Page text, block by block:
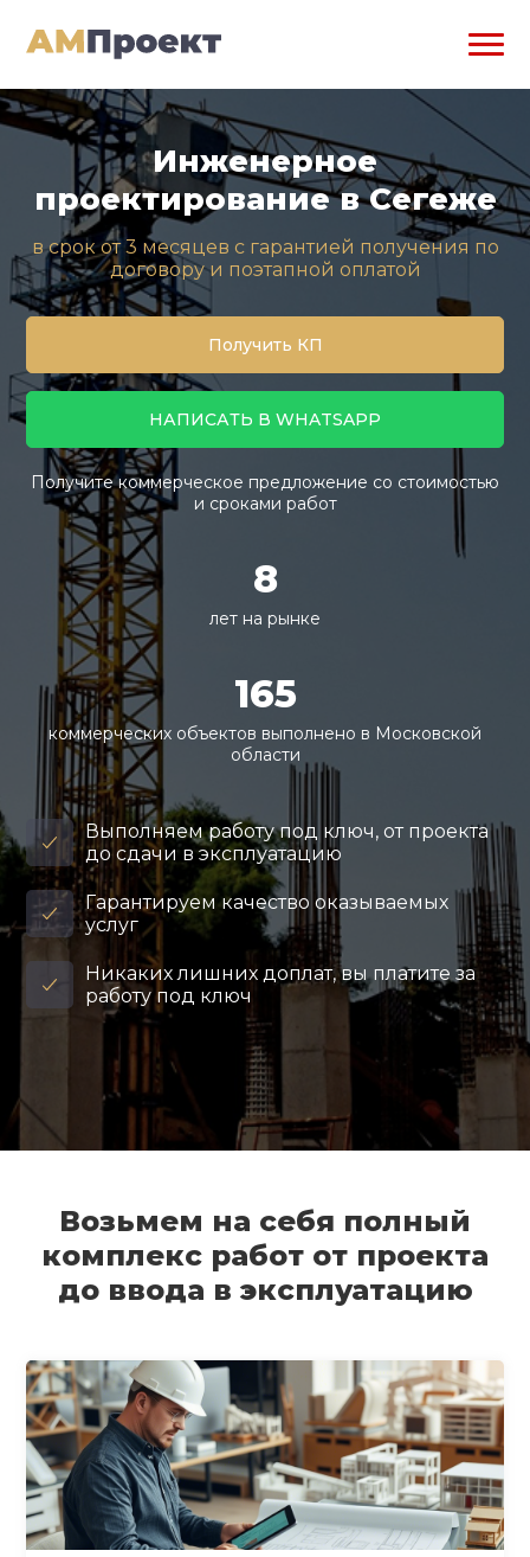
Инженерное
проектирование в Сегеже
в срок от 3 месяцев с гарантией получения по
договору и поэтапной оплатой
Получить КП
НАПИСАТЬ В WHATSAPP
Получите коммерческое предложение со стоимостью
и сроками работ
8
лет на рынке
165
коммерческих объектов выполнено в Московской
области
Выполняем работу под ключ, от проекта
до сдачи в эксплуатацию
Гарантируем качество оказываемых
услуг
Никаких лишних доплат, вы платите за
работу под ключ
Возьмем на себя полный
комплекс работ от проекта
до ввода в эксплуатацию